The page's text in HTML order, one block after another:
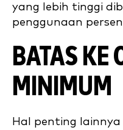
yang lebih tinggi
penggunaan
BATAS KE
MINIMUM
Hal penting